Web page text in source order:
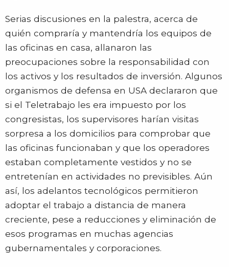
Serias discusiones en la palestra, acerca de
quién compraría y mantendría los equipos de
las oficinas en casa, allanaron las
preocupaciones sobre la responsabilidad con
los activos y los resultados de inversión. Algunos
organismos de defensa en USA declararon que
si el Teletrabajo les era impuesto por los
congresistas, los supervisores harían visitas
sorpresa a los domicilios para comprobar que
las oficinas funcionaban y que los operadores
estaban completamente vestidos y no se
entretenían en actividades no previsibles. Aún
así, los adelantos tecnológicos permitieron
adoptar el trabajo a distancia de manera
creciente, pese a reducciones y eliminación de
esos programas en muchas agencias
gubernamentales y corporaciones.